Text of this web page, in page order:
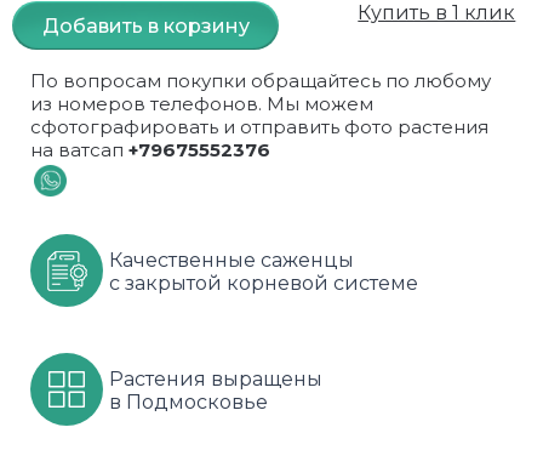
Черемуховое дерева
Черешни
Шарафуга
Яблони
Рябина красная
Рябина черноплодная
Смородина
Черника
Розовые розы
Розы фиолетовые
Сиреневые
Флорибунда
Шрабы
Штамбовые
Добавить в корзину
Купить в 1 клик
По вопросам покупки обращайтесь по любому
из номеров телефонов. Мы можем
сфотографировать и отправить фото растения
на ватсап +79675552376
Качественные саженцы
с закрытой корневой системе
Растения выращены
в Подмосковье